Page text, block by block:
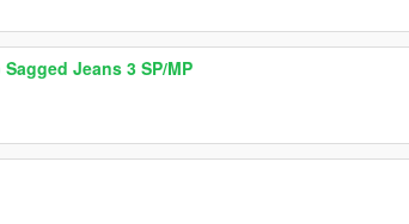
Jeans 3 SP/MP